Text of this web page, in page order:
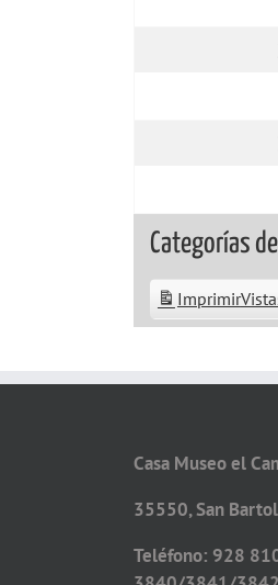
Categorías
Imprimir
Casa Museo el
35550, San
Teléfono: 928